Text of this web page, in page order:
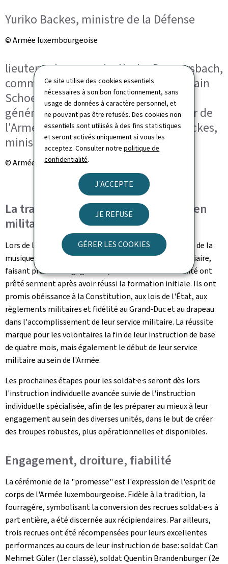
Ce site utilise des cookies essentiels
nécessaires à son bon fonctionnement, sans
usage de données à caractère personnel, et
ne pouvant pas être refusés. Des cookies non
essentiels sont utilisés à des fins statistiques
et seront activés uniquement si vous les
acceptez. Consulter notrepolitique de
confidentialité.
J'ACCEPTE
JE REFUSE
GÉRER LES COOKIES
Yuriko Backes, ministre de la Défense
© Armée luxembourgeoise
lieutenant en premier Xavier Donnersbach,
commandant des troupes ; colonel Alain
Schoeben, commandant des Forces ;
général Steve Thull, chef d'état-major de
l'Armée luxembourgeoise ; Yuriko Backes,
ministre de la Défense
© Armée luxembourgeoise
La transformation du candidat civil en
militaire
Lors de la cérémonie, 40 personnes dont une candidate de la
musique militaire sous le statut de fonctionnaire-stagiaire,
faisant preuve d'engagement, de droiture et de fiabilité ont
prêté serment après avoir réussi la formation initiale. Ils ont
promis obéissance à la Constitution, aux lois de l'État, aux
règlements militaires et fidélité au Grand-Duc et au drapeau
dans l'accomplissement de leur service militaire. La réussite
marque pour les volontaires la fin de leur instruction de base
de quatre mois, mais également le début de leur service
militaire au sein de l'Armée.
Les prochaines étapes pour les soldat·e·s seront dès lors
l'instruction individuelle avancée suivie de l'instruction
individuelle spécialisée, afin de les préparer au mieux à leur
engagement au sein des diverses unités, dans le but de créer
des troupes robustes, plus opérationnelles et disponibles.
Engagement, droiture, fiabilité
La cérémonie de la "promesse" est l'expression de l'esprit de
corps de l'Armée luxembourgeoise. Fidèle à la tradition, la
fourragère, symbolisant la conversion des recrues soldat·e·s à
part entière, a été discernée aux récipiendaires. Par ailleurs,
trois recrues ont été récompensées pour leurs excellentes
performances au cours de leur instruction de base: soldat Can
Mehmet Güler (1er classé), soldat Quentin Brandenburger (2e